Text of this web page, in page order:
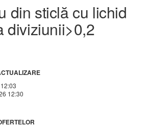
din sticlă cu lichid
diviziunii>0,2
12:30